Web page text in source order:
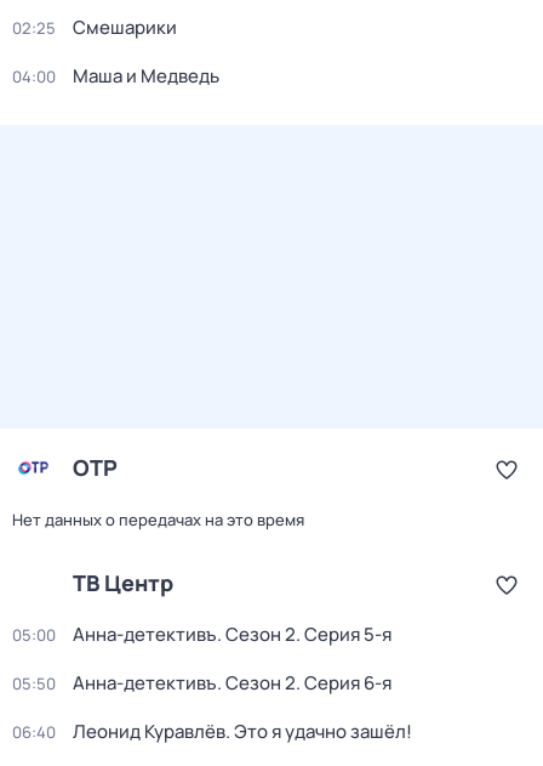
02:25 Смешарики
04:00 Маша и Медведь
ОТР
Нет данных о передачах на это время
ТВ Центр
05:00 Анна-детективъ. Сезон 2. Серия 5-я
05:50 Анна-детективъ. Сезон 2. Серия 6-я
06:40 Леонид Куравлёв. Это я удачно зашёл!